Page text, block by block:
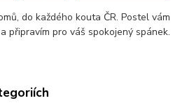
do každého kouta ČR. Postel vám
připravím pro váš spokojený spánek.